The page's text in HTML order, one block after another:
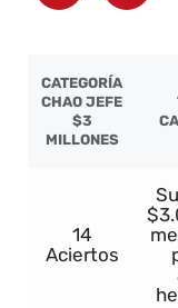
CATEGORÍA
CHAO JEFE
$3
MILLONES
14
Aciertos